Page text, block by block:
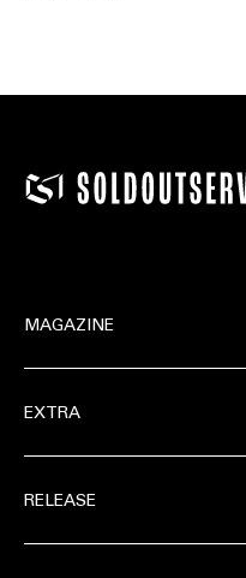
MAGAZINE
EXTRA
RELEASE